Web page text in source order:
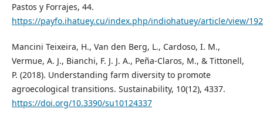
Pastos y Forrajes, 44.
https://payfo.ihatuey.cu/index.php/indiohatuey/article/view/
Mancini Teixeira, H., Van den Berg, L., Cardoso, I. M.,
Vermue, A. J., Bianchi, F. J. J. A., Peña-Claros, M., & Tittonell,
P. (2018). Understanding farm diversity to promote
agroecological transitions. Sustainability, 10(12), 4337.
https://doi.org/10.3390/su10124337